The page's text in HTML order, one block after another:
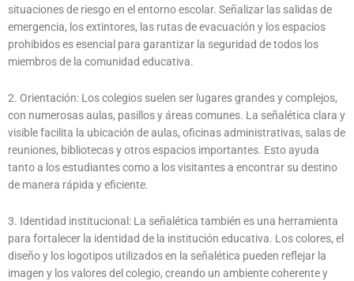
situaciones de riesgo en el entorno escolar. Señalizar las salidas de
emergencia, los extintores, las rutas de evacuación y los espacios
prohibidos es esencial para garantizar la seguridad de todos los
miembros de la comunidad educativa.
2. Orientación: Los colegios suelen ser lugares grandes y complejos,
con numerosas aulas, pasillos y áreas comunes. La señalética clara y
visible facilita la ubicación de aulas, oficinas administrativas, salas de
reuniones, bibliotecas y otros espacios importantes. Esto ayuda
tanto a los estudiantes como a los visitantes a encontrar su destino
de manera rápida y eficiente.
3. Identidad institucional: La señalética también es una herramienta
para fortalecer la identidad de la institución educativa. Los colores, el
diseño y los logotipos utilizados en la señalética pueden reflejar la
imagen y los valores del colegio, creando un ambiente coherente y